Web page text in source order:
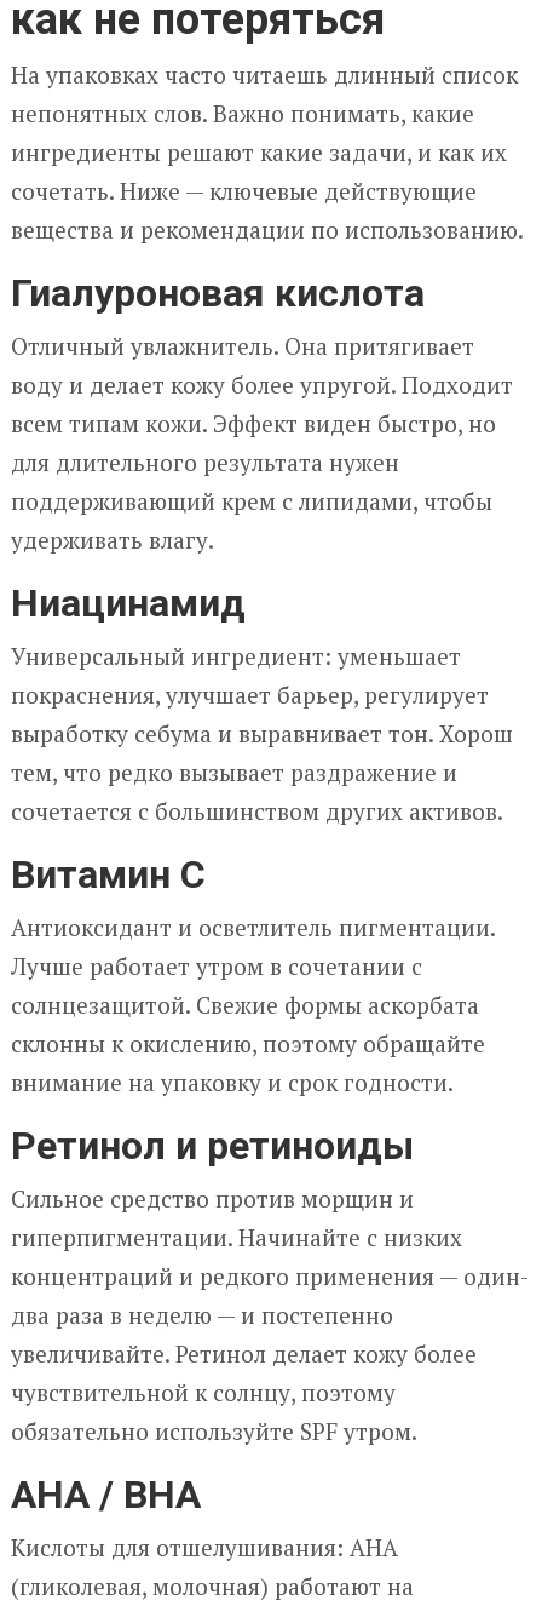
как не потеряться
На упаковках часто читаешь длинный список
непонятных слов. Важно понимать, какие
ингредиенты решают какие задачи, и как их
сочетать. Ниже — ключевые действующие
вещества и рекомендации по использованию.
Гиалуроновая кислота
Отличный увлажнитель. Она притягивает
воду и делает кожу более упругой. Подходит
всем типам кожи. Эффект виден быстро, но
для длительного результата нужен
поддерживающий крем с липидами, чтобы
удерживать влагу.
Ниацинамид
Универсальный ингредиент: уменьшает
покраснения, улучшает барьер, регулирует
выработку себума и выравнивает тон. Хорош
тем, что редко вызывает раздражение и
сочетается с большинством других активов.
Витамин C
Антиоксидант и осветлитель пигментации.
Лучше работает утром в сочетании с
солнцезащитой. Свежие формы аскорбата
склонны к окислению, поэтому обращайте
внимание на упаковку и срок годности.
Ретинол и ретиноиды
Сильное средство против морщин и
гиперпигментации. Начинайте с низких
концентраций и редкого применения — один-
два раза в неделю — и постепенно
увеличивайте. Ретинол делает кожу более
чувствительной к солнцу, поэтому
обязательно используйте SPF утром.
AHA / BHA
Кислоты для отшелушивания: AHA
(гликолевая, молочная) работают на